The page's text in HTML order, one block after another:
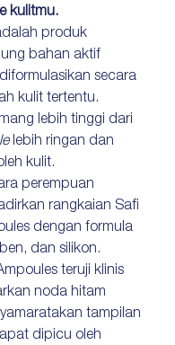
kulitmu.
produk
bahan aktif
secara
kulit tertentu.
lebih tinggi dari
lebih ringan dan
kulit.
perempuan
rangkaian Safi
dengan formula
dan silikon.
teruji klinis
noda hitam
tampilan
dipicu oleh